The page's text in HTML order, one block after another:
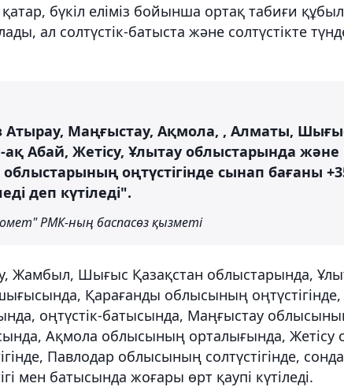
бүкіл еліміз бойынша ортақ табиғи
ал солтүстік-батыста және солтүстікте
Атырау, Маңғыстау, Ақмола, , Алматы,
ақ Абай, Жетісу, Ұлытау облыстарында
оңтүстігінде сынап бағаны
деп күтіледі".
РМК-ның баспасөз қызметі
Жамбыл, Шығыс Қазақстан облыстарында,
Қарағанды облысының
оңтүстік-батысында, Маңғыстау
Ақмола облысының орталығында,
Павлодар облысының солтүстігінде,
мен батысында жоғары өрт қаупі күтіледі.